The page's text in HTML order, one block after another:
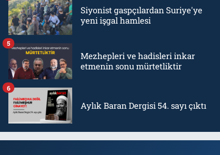
Siyonist gaspçılardan Suriye'ye
yeni işgal hamlesi
Mezhepleri ve hadisleri inkar
etmenin sonu mürtetliktir
5
Aylık Baran Dergisi 54. sayı çıktı
6